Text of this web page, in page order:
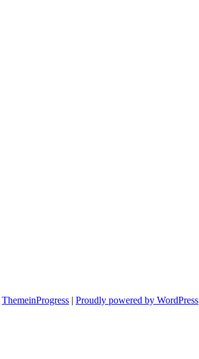
ThemeinProgress | Proudly powered by WordPress